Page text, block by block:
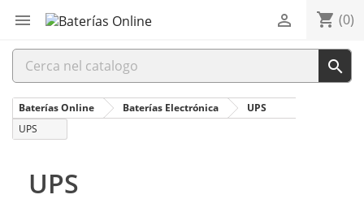
 shopping_cart (0)


Baterías Online Baterías Electrónica
UPS
UPS
UPS